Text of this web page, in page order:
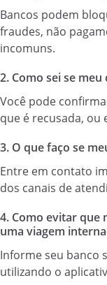
Bancos podem
fraudes, não
incomuns.
2. Como sei se
Você pode
que é recusada,
3. O que faço se
Entre em contato
dos canais de
4. Como evitar que
uma viagem
Informe seu banco
utilizando o